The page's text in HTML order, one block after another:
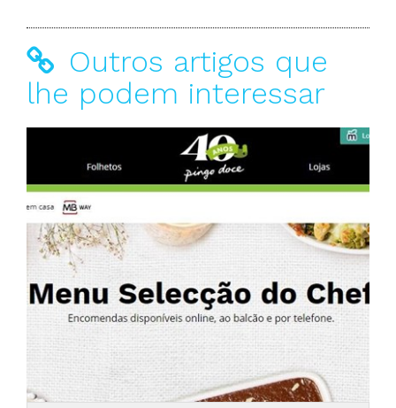
Outros artigos que
lhe podem interessar